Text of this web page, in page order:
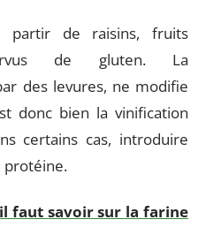
de raisins, fruits
de gluten. La
des levures, ne modifie
donc bien la vinification
certains cas, introduire
protéine.
faut savoir sur la farine